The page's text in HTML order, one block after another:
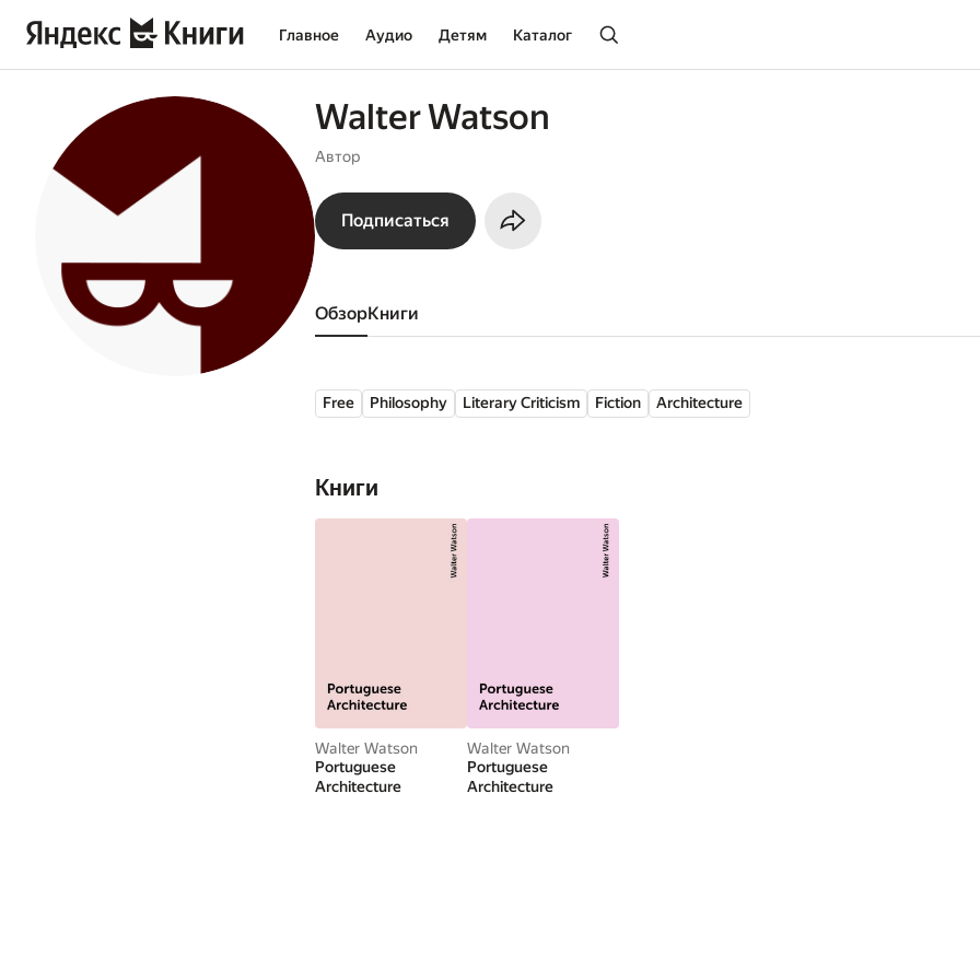
Главное Аудио Детям Каталог
Walter Watson
Автор
Подписаться
Обзор книги
Free Philosophy Literary Criticism Fiction Architecture
Книги
Walter Watson
Portuguese
Architecture
Walter Watson
Portuguese
Architecture